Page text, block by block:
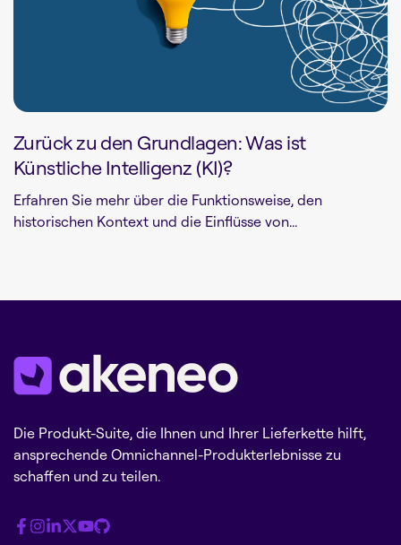
Zurück zu den Grundlagen: Was ist
Künstliche Intelligenz (KI)?
Erfahren Sie mehr über die Funktionsweise, den
historischen Kontext und die Einflüsse von...
Die Produkt-Suite, die Ihnen und Ihrer Lieferkette hilft,
ansprechende Omnichannel-Produkterlebnisse zu
schaffen und zu teilen.